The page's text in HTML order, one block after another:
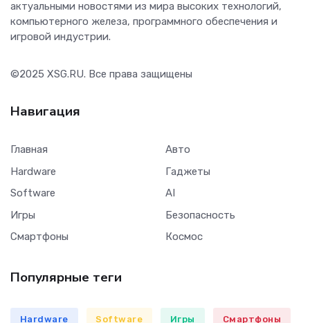
актуальными новостями из мира высоких технологий,
компьютерного железа, программного обеспечения и
игровой индустрии.
©2025 XSG.RU. Все права защищены
Навигация
Главная
Hardware
Software
Игры
Смартфоны
Авто
Гаджеты
AI
Безопасность
Космос
Популярные теги
Hardware Software Игры Смартфоны